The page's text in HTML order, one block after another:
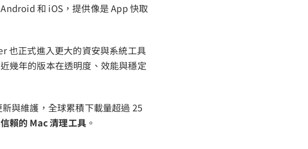
和 iOS，提供像是 App 快取
也正式進入更大的資安與系統工具
幾年的版本在透明度、效能與穩定
與維護，全球累積下載量超過 25
賴的 Mac 清理工具 。